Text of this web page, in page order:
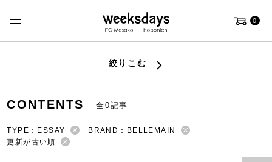
0
絞りこむ
CONTENTS 全0記事
TYPE：ESSAY
BRAND：BELLEMAIN
更新が古い順